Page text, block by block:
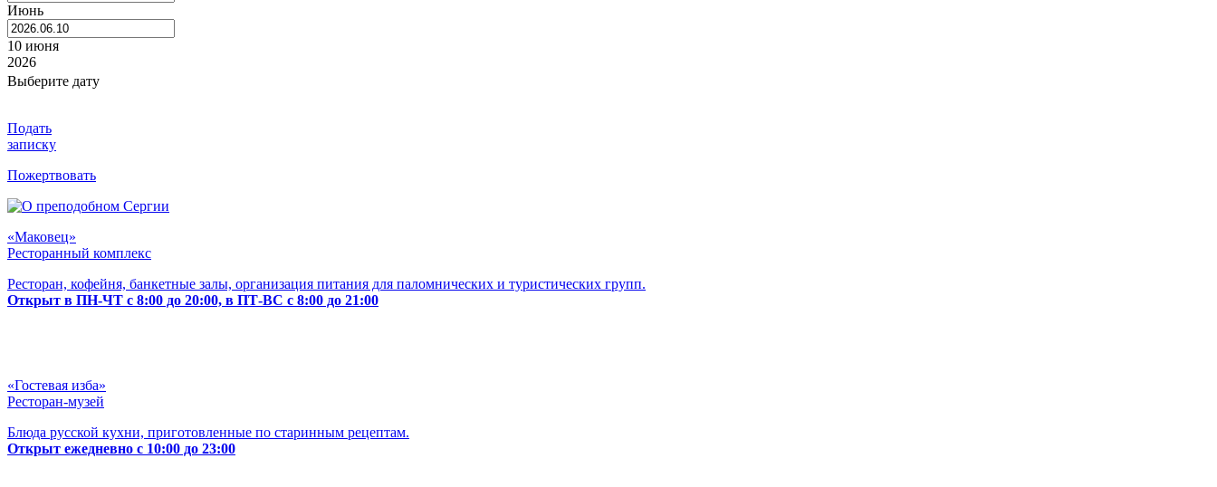
Июнь
10 июня
2026
Выберите дату
Подать
записку
Пожертвовать
«Маковец»
Ресторанный комплекс
Ресторан, кофейня, банкетные залы, организация питания для паломнических и туристических групп.
Открыт в ПН-ЧТ с 8:00 до 20:00, в ПТ-ВС с 8:00 до 21:00
«Гостевая изба»
Ресторан-музей
Блюда русской кухни, приготовленные по старинным рецептам.
Открыт ежедневно с 10:00 до 23:00